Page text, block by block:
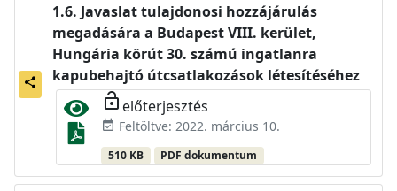
share
Javaslat tulajdonosi hozzájárulás
megadására a Budapest VIII. kerület,
Hungária körút 30. számú ingatlanra
kapubehajtó útcsatlakozások létesítéséhez
lock_open előterjesztés
event_available Feltöltve: 2022. március 10.
510 KB PDF dokumentum